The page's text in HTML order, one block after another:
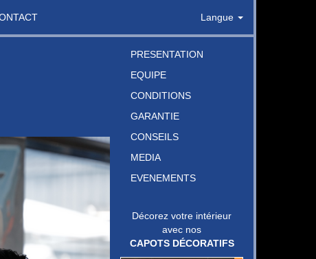
Langue
PRESENTATION
EQUIPE
CONDITIONS
GARANTIE
CONSEILS
MEDIA
EVENEMENTS
Décorez votre intérieur
avec nos
CAPOTS DÉCORATIFS